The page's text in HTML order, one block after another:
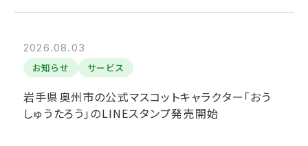
2026.08.03
お知らせ
サービス
岩手県奥州市の公式マスコットキャラクター「おう
しゅうたろう」のLINEスタンプ発売開始